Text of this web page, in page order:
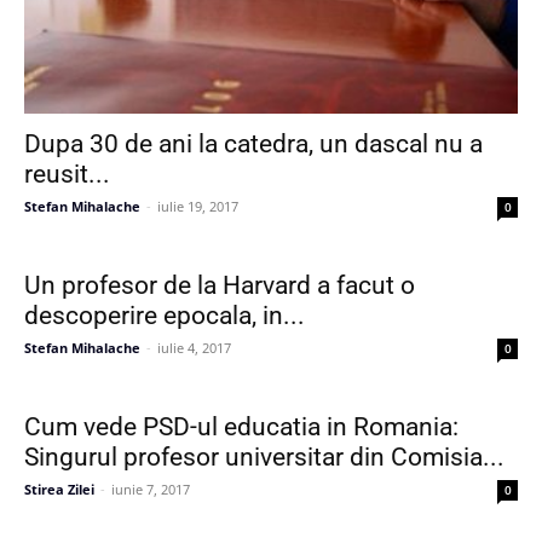
Dupa 30 de ani la catedra, un dascal nu a
reusit...
Stefan Mihalache - iulie 19, 2017 0
Un profesor de la Harvard a facut o
descoperire epocala, in...
Stefan Mihalache - iulie 4, 2017 0
Cum vede PSD-ul educatia in Romania:
Singurul profesor universitar din Comisia...
Stirea Zilei - iunie 7, 2017 0